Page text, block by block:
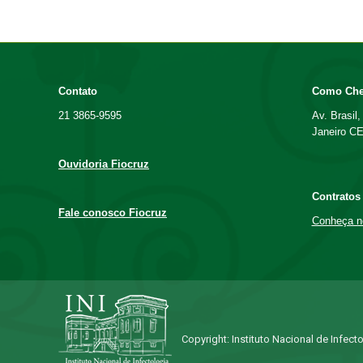
Contato
21 3865-9595
Ouvidoria Fiocruz
Fale conosco Fiocruz
Como
Av. Brasil,
Janeiro
Contratos
Conheça
Copyright: Instituto Nacional de